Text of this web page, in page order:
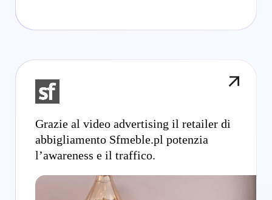
Grazie al video advertising il retailer di
abbigliamento Sfmeble.pl potenzia
l’awareness e il traffico.